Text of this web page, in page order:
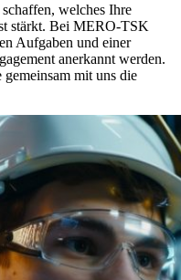
welches Ihre
stärkt. Bei MERO-TSK
Aufgaben und einer
anerkannt werden.
gemeinsam mit uns die